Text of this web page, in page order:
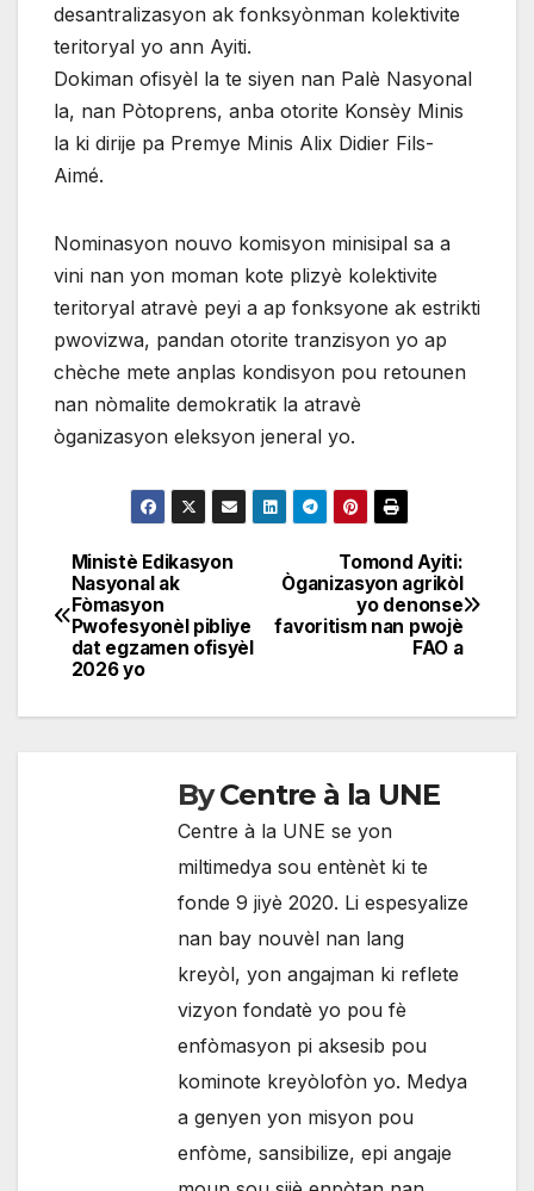
desantralizasyon ak fonksyònman kolektivite
teritoryal yo ann Ayiti.
Dokiman ofisyèl la te siyen nan Palè Nasyonal
la, nan Pòtoprens, anba otorite Konsèy Minis
la ki dirije pa Premye Minis Alix Didier Fils-
Aimé.
Nominasyon nouvo komisyon minisipal sa a
vini nan yon moman kote plizyè kolektivite
teritoryal atravè peyi a ap fonksyone ak estrikti
pwovizwa, pandan otorite tranzisyon yo ap
chèche mete anplas kondisyon pou retounen
nan nòmalite demokratik la atravè
òganizasyon eleksyon jeneral yo.
Navigation
de
l'article
Tomond Ayiti:
Òganizasyon agrikòl
yo denonse
favoritism nan pwojè
FAO a
Ministè Edikasyon
Nasyonal ak
Fòmasyon
Pwofesyonèl pibliye
dat egzamen ofisyèl
2026 yo
ByCentre à la UNE
Centre à la UNE se yon
miltimedya sou entènèt ki te
fonde 9 jiyè 2020. Li espesyalize
nan bay nouvèl nan lang
kreyòl, yon angajman ki reflete
vizyon fondatè yo pou fè
enfòmasyon pi aksesib pou
kominote kreyòlofòn yo. Medya
a genyen yon misyon pou
enfòme, sansibilize, epi angaje